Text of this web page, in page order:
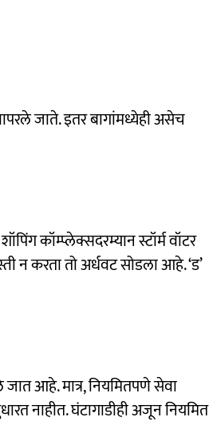
जाते. इतर बागांमध्येही असेच
कॉम्प्लेक्सदरम्यान स्टॉर्म वॉटर
न करता तो अर्धवट सोडला आहे. ‘ड’
आहे. मात्र, नियमितपणे सेवा
नाहीत. घंटागाडीही अजून नियमित